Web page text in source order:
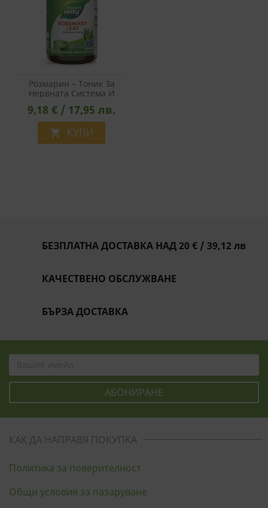
Розмарин – Тоник За
Нервната Система И
Мозъка, 350 Mg, 100
Капсули
9,18 € / 17,95 лв.
 КУПИ
БЕЗПЛАТНА ДОСТАВКА НАД 20 € / 39,12 лв
КАЧЕСТВЕНО ОБСЛУЖВАНЕ
БЪРЗА ДОСТАВКА
КАК ДА НАПРАВЯ ПОКУПКА
Политика за поверителност
Общи условия за пазаруване